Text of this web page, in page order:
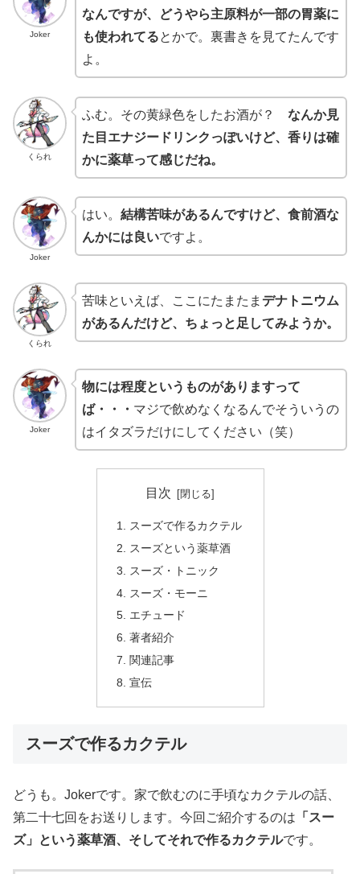
Joker
なんですが、どうやら主原料が一部の胃薬に
も使われてるとかで。裏書きを見てたんです
よ。
くられ
ふむ。その黄緑色をしたお酒が？ なんか見
た目エナジードリンクっぽいけど、香りは確
かに薬草って感じだね。
Joker
はい。 結構苦味があるんですけど、食前酒な
んかには良いですよ。
くられ
苦味といえば、ここにたまたま デナトニウム
があるんだけど、ちょっと足してみようか。
Joker
物には程度というものがありますって
ば・・・ マジで飲めなくなるんでそういうの
はイタズラだけにしてください（笑）
目次
スーズで作るカクテル
スーズという薬草酒
スーズ・トニック
スーズ・モーニ
エチュード
著者紹介
関連記事
宣伝
スーズで作るカクテル
どうも。Jokerです。家で飲むのに手頃なカクテルの話、
第二十七回をお送りします。今回ご紹介するのは 「スー
ズ」という薬草酒、そしてそれで作るカクテルです。